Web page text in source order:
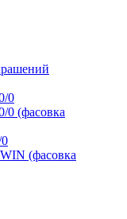
0
0 (фасовка
(фасовка